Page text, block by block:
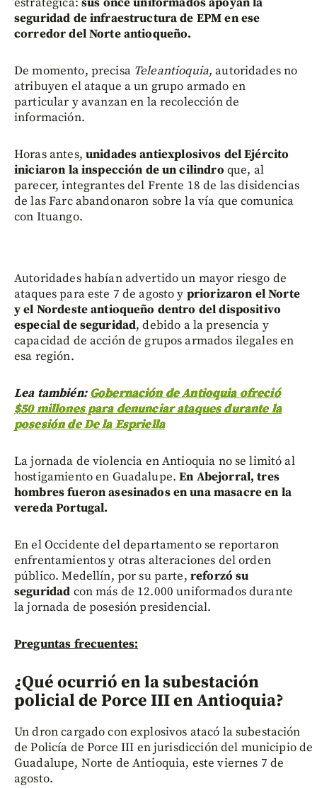
seguridad de infraestructura de EPM en ese
corredor del Norte antioqueño.
De momento, precisa Teleantioquia,autoridades no
atribuyen el ataque a un grupo armado en
particular y avanzan en la recolección de
información.
Horas antes, unidades antiexplosivos del Ejército
iniciaron la inspección de un cilindro que, al
parecer, integrantes del Frente 18 de las disidencias
de las Farc abandonaron sobre la vía que comunica
con Ituango.
Autoridades habían advertido un mayor riesgo de
ataques para este 7 de agosto y priorizaron el Norte
y el Nordeste antioqueño dentro del dispositivo
especial de seguridad, debido a la presencia y
capacidad de acción de grupos armados ilegales en
esa región.
Lea también:Gobernación de Antioquia ofreció
$50 millones para denunciar ataques durante la
posesión de De la Espriella
La jornada de violencia en Antioquia no se limitó al
hostigamiento en Guadalupe.En Abejorral, tres
hombres fueron asesinados en una masacre en la
vereda Portugal.
En el Occidente del departamento se reportaron
enfrentamientos y otras alteraciones del orden
público. Medellín, por su parte, reforzó su
seguridad con más de 12.000 uniformados durante
la jornada de posesión presidencial.
Preguntas frecuentes:
¿Qué ocurrió en la subestación
policial de Porce III en Antioquia?
Un dron cargado con explosivos atacó la subestación
de Policía de Porce III en jurisdicción del municipio de
Guadalupe, Norte de Antioquia, este viernes 7 de
agosto.